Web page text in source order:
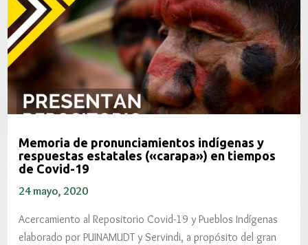
Memoria de pronunciamientos indígenas y
respuestas estatales («carapa») en tiempos
de Covid-19
24 mayo, 2020
Acercamiento al Repositorio Covid-19 y Pueblos Indígenas
elaborado por PUINAMUDT y Servindi, a propósito del gran